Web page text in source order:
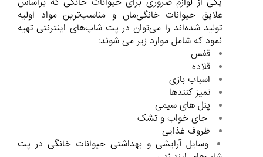
علایق حیوانات خانگی‌مان و مناسب‌ترین مواد اولیه
تولید شده‌اند را می‌توان در پت شاپ‌های اینترنتی تهیه
نمود که شامل موارد زیر می شوند:
قفس
قلاده
اسباب بازی
تمیز کنندها
پنل های سیمی
جای خواب و تشک
ظروف غذایی
وسایل آرایشی و بهداشتی حیوانات خانگی در پت